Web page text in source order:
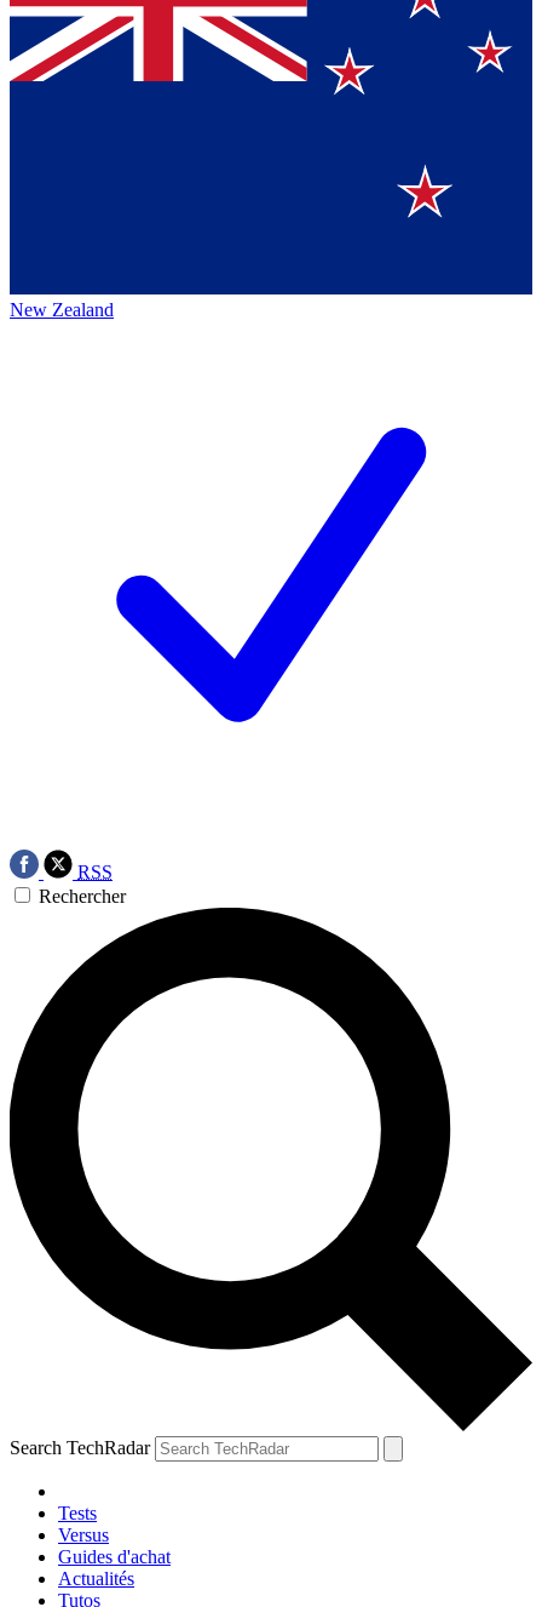
New Zealand
RSS
Rechercher
Search TechRadar
Tests
Versus
Guides d'achat
Actualités
Tutos